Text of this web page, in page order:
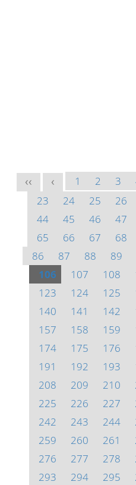
<< < 1 2 3
23
24 25 26
44
45 46 47
65
66 67 68
86
87 88 89
106
107 108
123
124 125
140
141 142
157
158 159
174
175 176
191
192 193
208
209 210
225
226 227
242
243 244
259
260 261
276
277 278
293
294 295